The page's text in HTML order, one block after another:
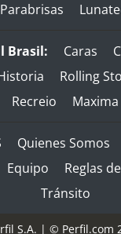
Parabrisas
Brasil: Caras
Rolling
Recreio
Maxima
Quienes Somos
Equipo
Reglas
Tránsito
S.A. | © Perfil.com